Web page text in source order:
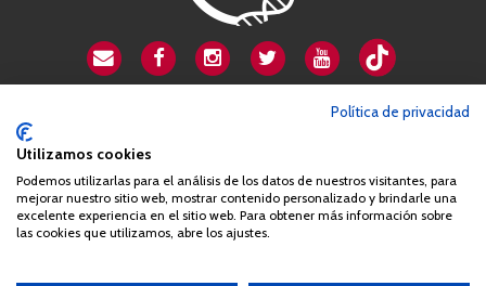
+34 663 812 863
Política de privacidad
Utilizamos cookies
Podemos utilizarlas para el análisis de los datos de nuestros visitantes, para
mejorar nuestro sitio web, mostrar contenido personalizado y brindarle una
excelente experiencia en el sitio web. Para obtener más información sobre
las cookies que utilizamos, abre los ajustes.